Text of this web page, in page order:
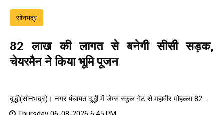
सोनभद्र
82 लाख की लागत से बनेगी सीसी सड़क,
चेयरमैन ने किया भूमि पूजन
दुद्धी(सोनभद्र)। नगर पंचायत दुद्धी में जेम्स स्कूल गेट से महावीर मोहल्ला 82....